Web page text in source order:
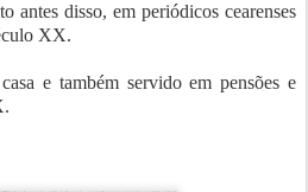
antes disso, em periódicos cearenses
XX.
e também servido em pensões e